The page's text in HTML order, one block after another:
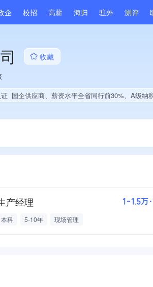
企 校招 高薪 海归 驻外 测评
收藏
国企供应商、薪资水平全省同行前30%、A级纳
产经理 1-1.5万
本科 5-10年 现场管理